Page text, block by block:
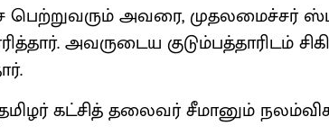
பெற்றுவரும் அவரை, முதலமைச்சர்
அவருடைய குடும்பத்தாரிடம்
கட்சித் தலைவர் சீமானும்